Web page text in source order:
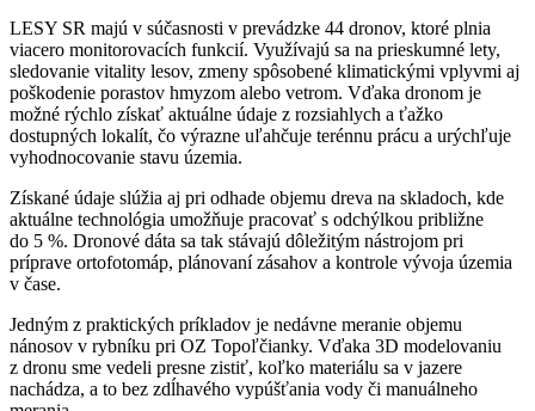
LESY SR majú v súčasnosti v prevádzke 44 dronov, ktoré plnia
viacero monitorovacích funkcií. Využívajú sa na prieskumné lety,
sledovanie vitality lesov, zmeny spôsobené klimatickými vplyvmi aj
poškodenie porastov hmyzom alebo vetrom. Vďaka dronom je
možné rýchlo získať aktuálne údaje z rozsiahlych a ťažko
dostupných lokalít, čo výrazne uľahčuje terénnu prácu a urýchľuje
vyhodnocovanie stavu územia.
Získané údaje slúžia aj pri odhade objemu dreva na skladoch, kde
aktuálne technológia umožňuje pracovať s odchýlkou približne
do 5 %. Dronové dáta sa tak stávajú dôležitým nástrojom pri
príprave ortofotomáp, plánovaní zásahov a kontrole vývoja územia
v čase.
Jedným z praktických príkladov je nedávne meranie objemu
nánosov v rybníku pri OZ Topoľčianky. Vďaka 3D modelovaniu
z dronu sme vedeli presne zistiť, koľko materiálu sa v jazere
nachádza, a to bez zdĺhavého vypúšťania vody či manuálneho